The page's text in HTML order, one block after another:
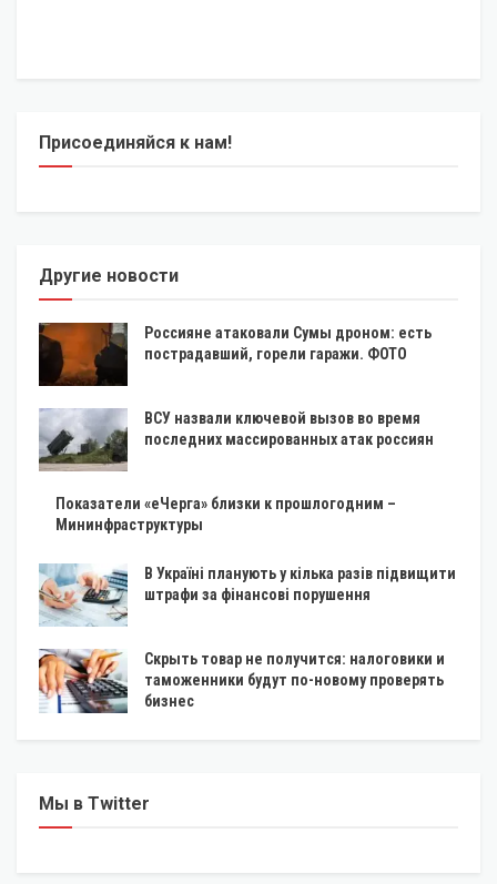
Присоединяйся к нам!
Другие новости
Россияне атаковали Сумы дроном: есть
пострадавший, горели гаражи. ФОТО
ВСУ назвали ключевой вызов во время
последних массированных атак россиян
Показатели «еЧерга» близки к прошлогодним –
Мининфраструктуры
В Україні планують у кілька разів підвищити
штрафи за фінансові порушення
Скрыть товар не получится: налоговики и
таможенники будут по-новому проверять
бизнес
Мы в Twitter